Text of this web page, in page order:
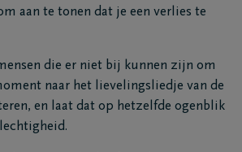
aan te tonen dat je een verlies te
die er niet bij kunnen zijn om
naar het lievelingsliedje van de
en laat dat op hetzelfde ogenblik